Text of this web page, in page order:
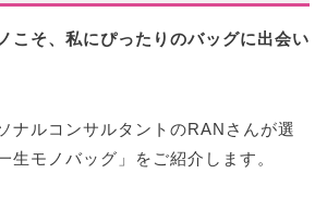
こそ、私にぴったりのバッグに出会い
ナルコンサルタントのRANさんが選
生モノバッグ」をご紹介します。